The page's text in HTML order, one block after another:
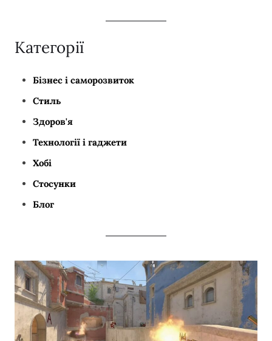
Категорії
Бізнес і саморозвиток
Стиль
Здоров'я
Технології і гаджети
Хобі
Стосунки
Блог